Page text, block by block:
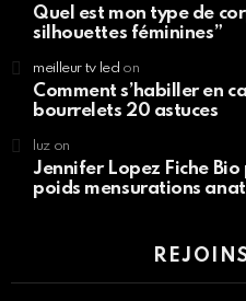
Quel est mon type de
silhouettes féminines”
meilleur tv led on
Comment s’habiller en
bourrelets 20 astuces
luzon
Jennifer Lopez Fiche
poids mensurations